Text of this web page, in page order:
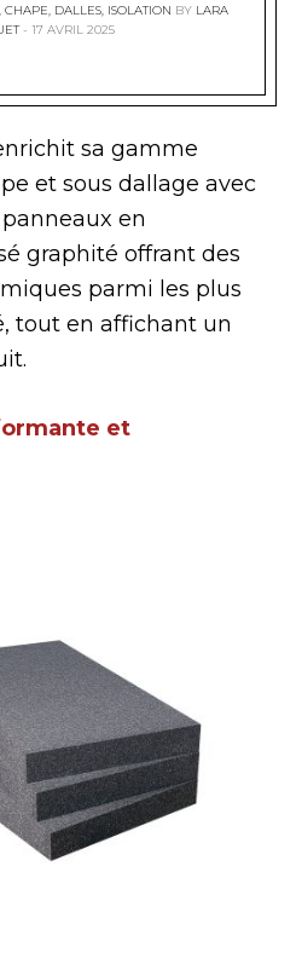
, CHAPE, DALLES, ISOLATION BY LARA
17 AVRIL 2025
sa gamme
et sous dallage avec
en
graphité offrant des
parmi les plus
tout en affichant un
et